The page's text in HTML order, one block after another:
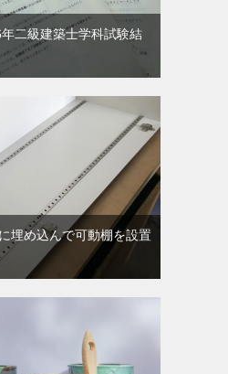
二級建築士学科試験結
埋め込んで可動棚を設置